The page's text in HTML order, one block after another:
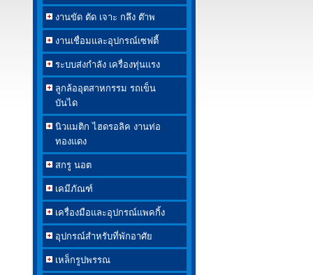
งานขัด ตัด เจาะ กลึง ต๊าพ
งานเชื่อมและอุปกรณ์เซฟตี้
ระบบส่งกำลัง เครื่องทุ่นแรง
ลูกล้ออุตสาหกรรม รถเข็น
บันได
นิวแมติก ไฮดรอลิค งานท่อ
ทองแดง
สกรู นอต
เคมีภัณฑ์
เครื่องมือและอุปกรณ์แพคกิ้ง
อุปกรณ์สำหรับที่พักอาศัย
เหล็กรูปพรรณ